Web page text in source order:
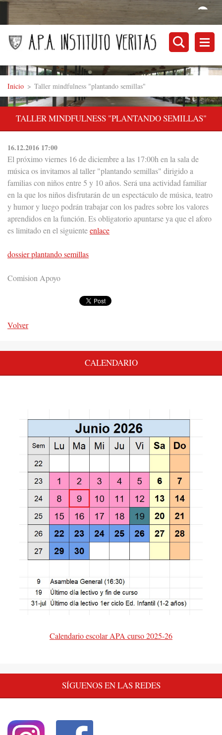
Inicio > Taller mindfulness "plantando semillas"
TALLER MINDFULNESS "PLANTANDO SEMILLAS"
16.12.2016 17:00
El próximo viernes 16 de diciembre a las 17:00h en la sala de
música os invitamos al taller "plantando semillas" dirigido a
familias con niños entre 5 y 10 años. Será una actividad familiar
en la que los niños disfrutarán de un espectáculo de música, teatro
y humor y luego podrán trabajar con los padres sobre los valores
aprendidos en la función. Es obligatorio apuntarse ya que el aforo
es limitado en el siguienteenlace
dossier plantando semillas
Comision Apoyo
Volver
CALENDARIO
Calendario escolar APA curso 2025-26
SÍGUENOS EN LAS REDES